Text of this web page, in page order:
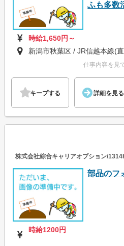
ふも多数
時給1,650円～
新潟市秋葉区 / JR信越本線(
仕事内容を見
キープする 詳細を見る
株式会社綜合キャリアオプション/
部品のフ
時給1200円